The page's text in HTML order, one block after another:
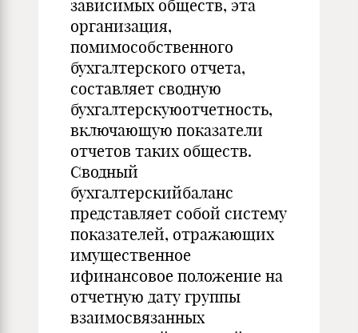
зависимых обществ, эта
организация,
помимособственного
бухгалтерского отчета,
составляет сводную
бухгалтерскуюотчетность,
включающую показатели
отчетов таких обществ.
Сводный
бухгалтерскийбаланс
представляет собой систему
показателей, отражающих
имущественное
ифинансовое положение на
отчетную дату группы
взаимосвязанных